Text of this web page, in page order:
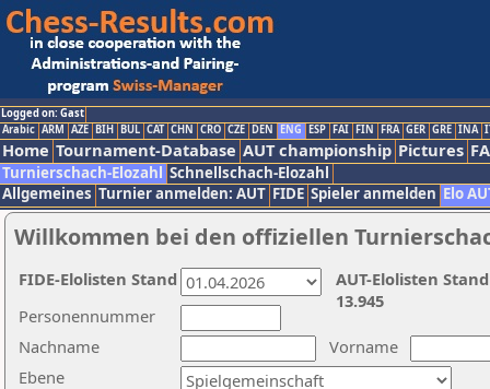
Logged on: Gast
Arabic ARM AZE BIH BUL CAT CHN CRO CZE DEN ENG ESP FAI FIN FRA GER GRE INA
Home Tournament-Database AUT championship Pictures
Turnierschach-Elozahl Schnellschach-Elozahl
Allgemeines Turnier anmelden: AUT FIDE Spieler anmelden Elo
Willkommen bei den offiziellen
Nachname
Vorname
Ebene
Personennummer
AUT-Elolisten
13.945
FIDE-Elolisten Stand